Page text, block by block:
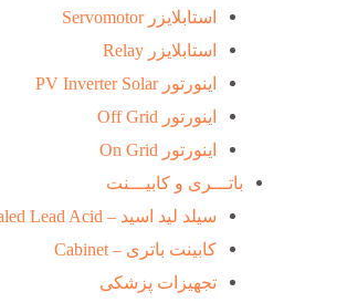
استابلایزر Servomotor
استابلایزر Relay
اینورتور PV Inverter Solar
اینورتور Off Grid
اینورتور On Grid
باتـــری و کابیـــنت
سیلد لید اسید – Sealed Lead Acid
کابینت باتری – Cabinet
تجهیزات پزشکی